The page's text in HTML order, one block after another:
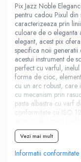
Pix Jazz Noble
pentru cadou Pixul din
caracterizeaza prin
culoare de o eleganta
elegant, acest pix
specifica noii generatii
acestui instrument de
perfect cu varful, inelul
forma de cioc,
cu un arc robust, care
cu mecanism prin
pasta albastra cu varf
conformitate cu ISO
datorita mecanismului
ergonomic Mecanism
varf de scriere M
eleganta pentru
Vezi mai mult
Informatii conformitate